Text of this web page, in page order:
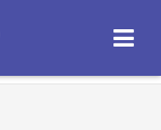
ОТКРЫТЬ